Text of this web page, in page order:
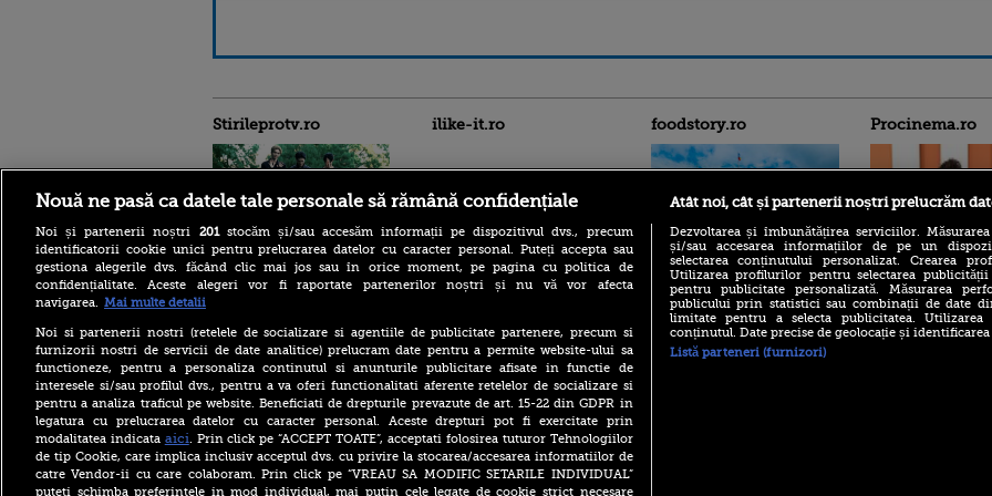
Stirileprotv.ro
WHIB, trupa K-pop în plină
ascensiune, cucerită de
România: „Este și mai
imaginam”
Cod galben de inundații pe
râuri din 18 bazine
hidrografice, până sâmbătă
la prânz. Zonele vizate de
avertizare
Anchetă la Electrica Serv:
Fosta directoare este
acuzată că a transferat peste
ilike-it.ro foodstory.ro
(P) Descoperă Lumea
Evenimentelor din România
cu Transilvania Events!
(P) Raku, gaming intens și o
pauză binemeritată cu...
Procinema.ro
Emoții intense
Sebastian Stan!
Annabelle, l-a
Nouă ne pasă ca datele tale personale să rămână confidențiale
Noi și partenerii noștri 201stocăm și/sau accesăm informații pe dispozitivul dvs., precum
identificatorii cookie unici pentru prelucrarea datelor cu caracter personal. Puteți accepta sau
gestiona alegerile dvs. făcând clic mai jos sau în orice moment, pe pagina cu politica de
confidențialitate. Aceste alegeri vor fi raportate partenerilor noștri și nu vă vor afecta
navigarea. Mai multe detalii
Noi si partenerii nostri (retelele de socializare si agentiile de publicitate partenere, precum si
furnizorii nostri de servicii de date analitice) prelucram date pentru a permite website-ului sa
functioneze, pentru a personaliza continutul si anunturile publicitare afisate in functie de
interesele si/sau profilul dvs., pentru a va oferi functionalitati aferente retelelor de socializare si
pentru a analiza traficul pe website. Beneficiati de drepturile prevazute de art. 15-22 din GDPR in
legatura cu prelucrarea datelor cu caracter personal. Aceste drepturi pot fi exercitate prin
modalitatea indicata aici. Prin click pe “ACCEPT TOATE”, acceptati folosirea tuturor Tehnologiilor
de tip Cookie, care implica inclusiv acceptul dvs. cu privire la stocarea/accesarea informatiilor de
catre Vendor-ii cu care colaboram. Prin click pe “VREAU SA MODIFIC SETARILE INDIVIDUAL”
puteti schimba preferintele in mod individual, mai putin cele legate de cookie strict necesare
Atât noi, cât și partenerii noștri prelucrăm
Dezvoltarea și îmbunătățirea serviciilor.
și/sau accesarea informațiilor de pe un
selectarea conținutului personalizat. Crearea
Utilizarea profilurilor pentru selectarea
pentru publicitate personalizată. Măsurarea
publicului prin statistici sau combinații de date
limitate pentru a selecta publicitatea.
conținutul. Date precise de geolocație și
Listă parteneri (furnizori)